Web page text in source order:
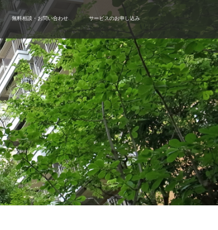
無料相談・お問い合わせ サービスのお申し込み